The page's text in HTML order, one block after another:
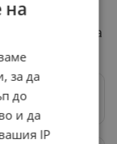
да
който да
в Първа лига.
на
за да
до
и да
IP